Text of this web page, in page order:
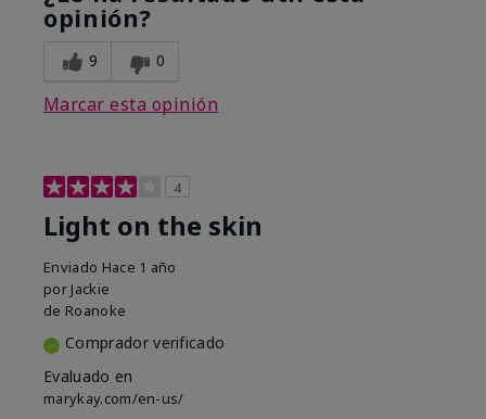
opinión?
9 0
Marcar esta opinión
4
Light on the skin
Enviado Hace 1 año
por Jackie
de Roanoke
Comprador verificado
Evaluado en
marykay.com/en-us/